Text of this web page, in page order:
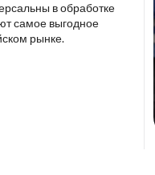
в обработке
самое выгодное
рынке.